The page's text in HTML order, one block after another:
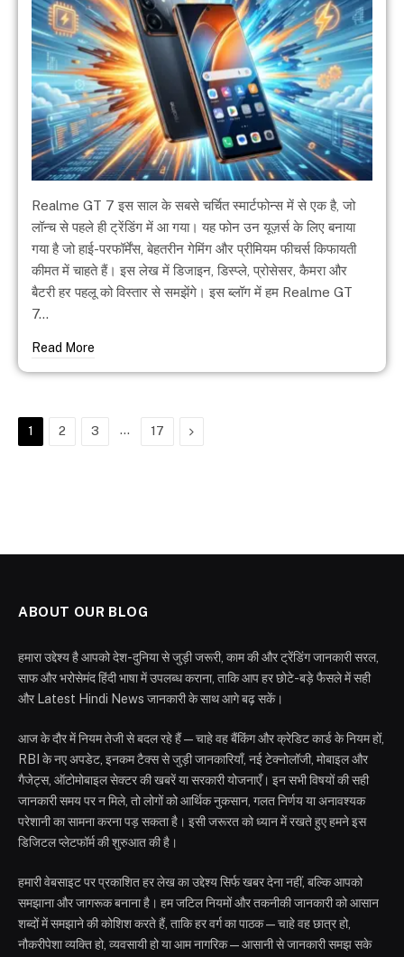
Realme GT 7 इस साल के सबसे चर्चित स्मार्टफोन्स में से एक है, जो
लॉन्च से पहले ही ट्रेंडिंग में आ गया। यह फोन उन यूज़र्स के लिए बनाया
गया है जो हाई-परफॉर्मेंस, बेहतरीन गेमिंग और प्रीमियम फीचर्स किफायती
कीमत में चाहते हैं। इस लेख में डिजाइन, डिस्प्ले, प्रोसेसर, कैमरा और
बैटरी हर पहलू को विस्तार से समझेंगे। इस ब्लॉग में हम Realme GT
7…
Read More
1 2 3 … 17 Next
ABOUT OUR BLOG
हमारा उद्देश्य है आपको देश-दुनिया से जुड़ी जरूरी, काम की और ट्रेंडिंग जानकारी सरल,
साफ और भरोसेमंद हिंदी भाषा में उपलब्ध कराना, ताकि आप हर छोटे-बड़े फैसले में सही
और Latest Hindi News जानकारी के साथ आगे बढ़ सकें।
आज के दौर में नियम तेजी से बदल रहे हैं—चाहे वह बैंकिंग और क्रेडिट कार्ड के नियम हों,
RBI के नए अपडेट, इनकम टैक्स से जुड़ी जानकारियाँ, नई टेक्नोलॉजी, मोबाइल और
गैजेट्स, ऑटोमोबाइल सेक्टर की खबरें या सरकारी योजनाएँ। इन सभी विषयों की सही
जानकारी समय पर न मिले, तो लोगों को आर्थिक नुकसान, गलत निर्णय या अनावश्यक
परेशानी का सामना करना पड़ सकता है। इसी जरूरत को ध्यान में रखते हुए हमने इस
डिजिटल प्लेटफॉर्म की शुरुआत की है।
हमारी वेबसाइट पर प्रकाशित हर लेख का उद्देश्य सिर्फ खबर देना नहीं, बल्कि आपको
समझाना और जागरूक बनाना है। हम जटिल नियमों और तकनीकी जानकारी को आसान
शब्दों में समझाने की कोशिश करते हैं, ताकि हर वर्ग का पाठक—चाहे वह छात्र हो,
नौकरीपेशा व्यक्ति हो, व्यवसायी हो या आम नागरिक—आसानी से जानकारी समझ सके